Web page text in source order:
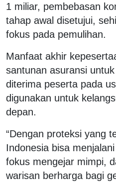
1 miliar, pembebasan
tahap awal disetujui,
fokus pada pemulihan.
Manfaat akhir
santunan asuransi
diterima peserta pada
digunakan untuk
depan.
“Dengan proteksi yang
Indonesia bisa
fokus mengejar mimpi,
warisan berharga bagi